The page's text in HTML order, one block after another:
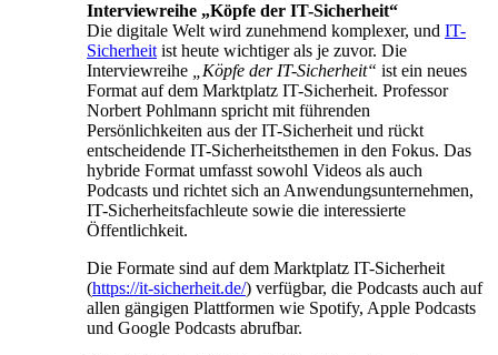
Interviewreihe „Köpfe der IT-Sicherheit“
Die digitale Welt wird zunehmend komplexer, und IT-
Sicherheitist heute wichtiger als je zuvor. Die
Interviewreihe „Köpfe der IT-Sicherheit“ ist ein neues
Format auf dem Marktplatz IT-Sicherheit. Professor
Norbert Pohlmann spricht mit führenden
Persönlichkeiten aus der IT-Sicherheit und rückt
entscheidende IT-Sicherheitsthemen in den Fokus. Das
hybride Format umfasst sowohl Videos als auch
Podcasts und richtet sich an Anwendungsunternehmen,
IT-Sicherheitsfachleute sowie die interessierte
Öffentlichkeit.
Die Formate sind auf dem Marktplatz IT-Sicherheit
(https://it-sicherheit.de/) verfügbar, die Podcasts auch auf
allen gängigen Plattformen wie Spotify, Apple Podcasts
und Google Podcasts abrufbar.